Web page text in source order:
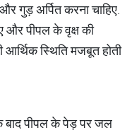
गुड़ अर्पित करना चाहिए.
और पीपल के वृक्ष की
आर्थिक स्थिति मजबूत होती
बाद पीपल के पेड़ पर जल